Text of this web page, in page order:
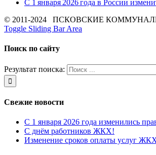
С 1 января 2026 года в России
© 2011-2024 ПСКОВСКИЕ
Toggle Sliding Bar Area
Поиск по сайту
Результат поиска:
Свежие новости
С 1 января 2026 года изменились
С днём работников ЖКХ!
Изменение сроков оплаты услуг